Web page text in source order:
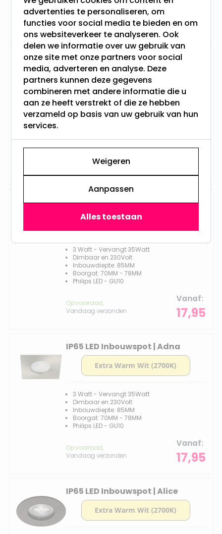
Op voorraad,
Vandaag verzonden
17,95
IP65 LED Inbouwspot | Donia
3 Watt - Vervangt 35Watt
Dimbaar en 230Volt
Inbouwdiepte: 85MM
Op voorraad,
Vandaag verzonden
IP65 LED Inbouwspot | Aida
3 Watt - Vervangt 35Watt
Dimbaar en 230Volt
Inbouwdiepte: 85MM
Boorgat: 70MM - 78MM
Philips LED - GU10
Op voorraad,
Vandaag verzonden
Vanaf
17,95
IP65 LED Inbouwspot | Adna
3 Watt - Vervangt 35Watt
Dimbaar en 230Volt
Inbouwdiepte: 85MM
Boorgat: 70MM - 78MM
Philips LED - GU10
Op voorraad,
Vandaag verzonden
Vanaf
17,95
IP65 LED Inbouwspot | Alice
advertenties te personaliseren, om
functies voor social media te bieden en om
ons websiteverkeer te analyseren. Ook
delen we informatie over uw gebruik van
onze site met onze partners voor social
media, adverteren en analyse. Deze
partners kunnen deze gegevens
combineren met andere informatie die u
aan ze heeft verstrekt of die ze hebben
verzameld op basis van uw gebruik van hun
services.
Weigeren
Aanpassen
Alles toestaan